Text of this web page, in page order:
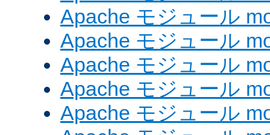
Apache モジュール
Apache モジュール
Apache モジュール
Apache モジュール
Apache モジュール